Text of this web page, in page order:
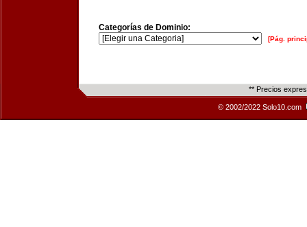
Categorías de Dominio:
[Pág.
** Precios
© 2002/2022 Solo10.com